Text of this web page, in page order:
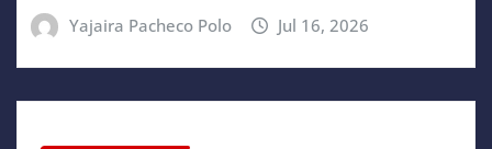
Yajaira Pacheco Polo Jul 16, 2026